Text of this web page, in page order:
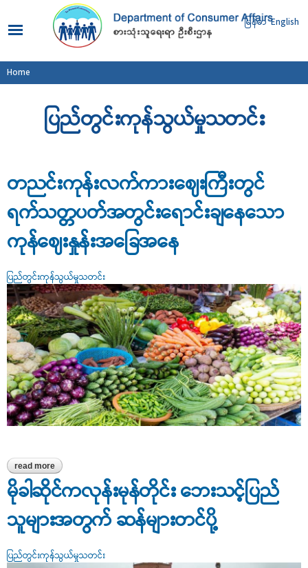
main
content
မြန်မာ English
You are here
Home
ပြည်တွင်းကုန်သွယ်မှုသတင်း
တညင်းကုန်းလက်ကားဈေးကြီးတွင်
ရက်သတ္တပတ်အတွင်းရောင်းချနေသော
ကုန်ဈေးနှုန်းအခြေအနေ
ပြည်တွင်းကုန်သွယ်မှုသတင်း
read more about တညင်းကုန်းလက်ကားဈေးကြီးတွင် ရက်သတ္တပတ်အတွင်း
ရောင်းချနေသော ကုန်ဈေးနှုန်းအခြေအနေ
မိုခါဆိုင်ကလုန်းမုန်တိုင်း ‌ဘေးသင့်ပြည်
သူများအတွက် ဆန်များတင်ပို့
ပြည်တွင်းကုန်သွယ်မှုသတင်း